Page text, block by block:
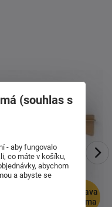
doprava
zdarma
(souhlas s
- aby fungovalo
co máte v košíku,
abychom
a abyste se